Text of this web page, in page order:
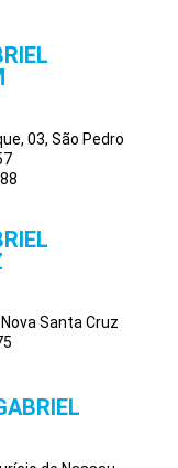
03, São Pedro
Santa Cruz